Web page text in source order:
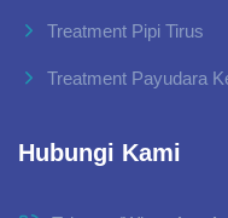
Treatment Pipi Tirus
Treatment Payudara
Hubungi Kami